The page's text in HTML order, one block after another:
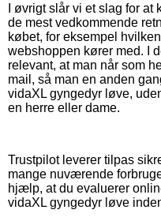
I øvrigt slår vi et slag for
de mest vedkommende
købet, for eksempel
webshoppen kører med. I
relevant, at man når som
mail, så man en anden
vidaXL gyngedyr løve,
en herre eller dame.
Trustpilot leverer tilpas
mange nuværende
hjælp, at du evaluerer
vidaXL gyngedyr løve